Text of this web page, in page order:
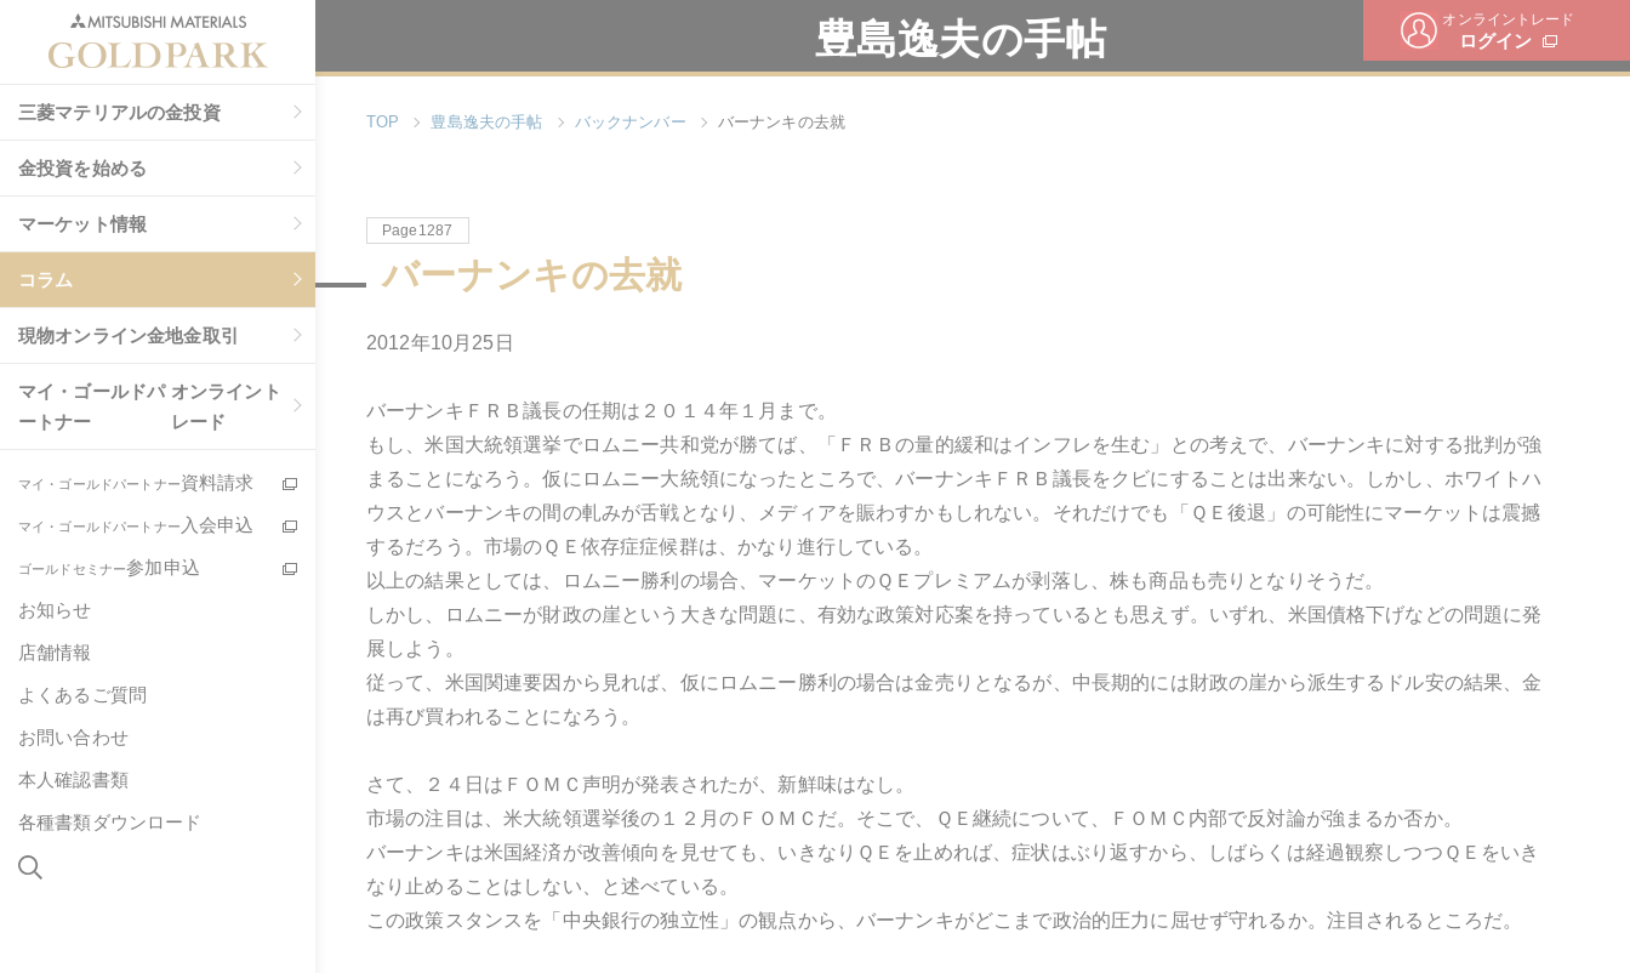
オンライントレード
ログイン
三菱マテリアルの金投資
金投資を始める
マーケット情報
コラム
現物オンライン金地金取引
マイ・ゴールドパ
ートナー
オンライント
レード
マイ・ゴールドパートナー資料請求
マイ・ゴールドパートナー 入会申込
ゴールドセミナー参加申込
お知らせ
店舗情報
よくあるご質問
お問い合わせ
本人確認書類
各種書類ダウンロード
豊島逸夫の手帖
TOP 豊島逸夫の手帖 バックナンバー バーナンキの去就
Page1287
バーナンキの去就
2012年10月25日
バーナンキＦＲＢ議長の任期は２０１４年１月まで。
もし、米国大統領選挙でロムニー共和党が勝てば、「ＦＲＢの量的緩和はインフレを生む」との考えで、バーナンキに対する批判が強
まることになろう。仮にロムニー大統領になったところで、バーナンキＦＲＢ議長をクビにすることは出来ない。しかし、ホワイトハ
ウスとバーナンキの間の軋みが舌戦となり、メディアを賑わすかもしれない。それだけでも「ＱＥ後退」の可能性にマーケットは震撼
するだろう。市場のＱＥ依存症症候群は、かなり進行している。
以上の結果としては、ロムニー勝利の場合、マーケットのＱＥプレミアムが剥落し、株も商品も売りとなりそうだ。
しかし、ロムニーが財政の崖という大きな問題に、有効な政策対応案を持っているとも思えず。いずれ、米国債格下げなどの問題に発
展しよう。
従って、米国関連要因から見れば、仮にロムニー勝利の場合は金売りとなるが、中長期的には財政の崖から派生するドル安の結果、金
は再び買われることになろう。
さて、２４日はＦＯＭＣ声明が発表されたが、新鮮味はなし。
市場の注目は、米大統領選挙後の１２月のＦＯＭＣだ。そこで、ＱＥ継続について、ＦＯＭＣ内部で反対論が強まるか否か。
バーナンキは米国経済が改善傾向を見せても、いきなりＱＥを止めれば、症状はぶり返すから、しばらくは経過観察しつつＱＥをいき
なり止めることはしない、と述べている。
この政策スタンスを「中央銀行の独立性」の観点から、バーナンキがどこまで政治的圧力に屈せず守れるか。注目されるところだ。